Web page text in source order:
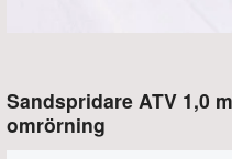
Sandspridare ATV 1,0
omrörning